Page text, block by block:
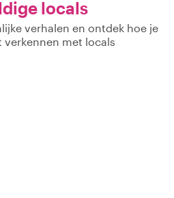
locals
verhalen en ontdek hoe je
verkennen met locals